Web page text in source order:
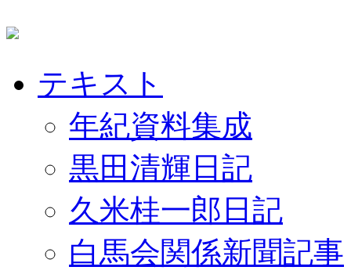
テキスト
年紀資料集成
黒田清輝日記
久米桂一郎日記
白馬会関係新聞記事